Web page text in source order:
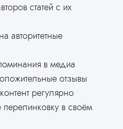
статей с их
авторитетные
в медиа
отзывы
регулярно
перелинковку в своём